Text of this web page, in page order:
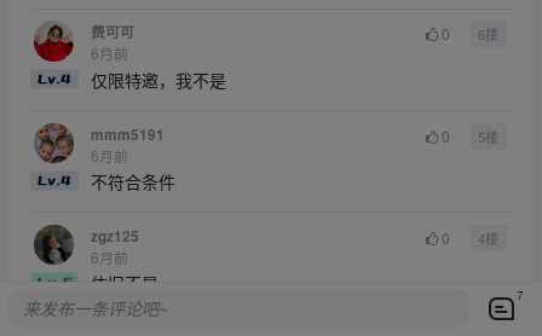
费可可
6月前
0 6楼
仅限特邀，我不是
mmm5191
6月前
0 5楼
不符合条件
zgz125
6月前
0 4楼
依旧不是
来发布一条评论吧~
7